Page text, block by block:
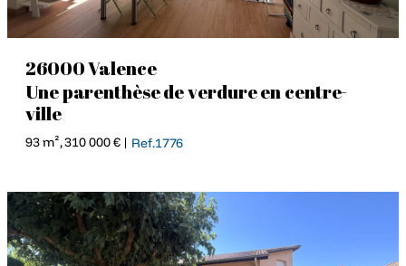
26000 Valence
Une parenthèse de verdure en centre-
ville
93 m², 310 000 € | Ref.1776